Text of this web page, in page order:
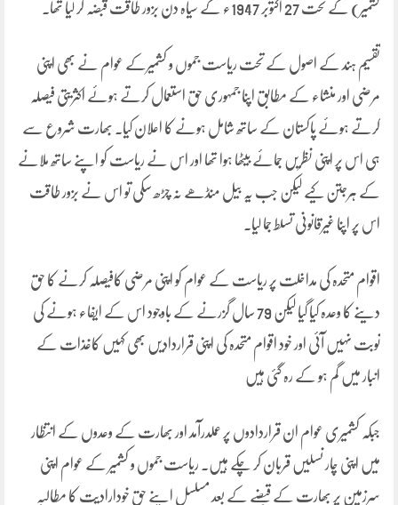
کشمیر) کے تحت 27 اکتوبر 1947ء کے سیاہ دن بزور طاقت قبضہ کر لیا تھا۔
تقسیم ہند کے اصول کے تحت ریاست جموں و کشمیرکے عوام نے بھی اپنی
مرضی اور منشاء کے مطابق اپنا جمہوری حق استعمال کرتے ہوئے اکثریتی فیصلہ
کرتے ہوئے پاکستان کے ساتھ شامل ہونے کا اعلان کیا۔ بھارت شروع سے
ہی اس پر اپنی نظریں جمائے بیٹھا ہوا تھا اور اس نے ریاست کو اپنے ساتھ ملانے
کے ہرجتن کیے لیکن جب یہ بیل منڈھے نہ چڑھ سکی تو اس نے بزور طاقت
اس پر اپنا غیرقانونی تسلط جما لیا۔
اقوام متحدہ کی مداخلت پر ریاست کے عوام کو اپنی مرضی کافیصلہ کرنے کا حق
دینے کا وعدہ کیا گیا لیکن 79 سال گزرنے کے باوجود اس کے ایفاء ہونے کی
نوبت نہیں آئی اور خود اقوام متحدہ کی اپنی قراردادیں بھی کہیں کاغذات کے
انبار میں گم ہو کے رہ گئی ہیں
جبکہ کشمیری عوام ان قراردادوں پر عملدرآمد اور بھارت کے وعدوں کے انتظار
میں اپنی چار نسلیں قربان کر چکے ہیں۔ ریاست جموں و کشمیر کے عوام اپنی
سرزمین پر بھارت کے قبضے کے بعد مسلسل اپنے حق خودارادیت کا مطالبہ